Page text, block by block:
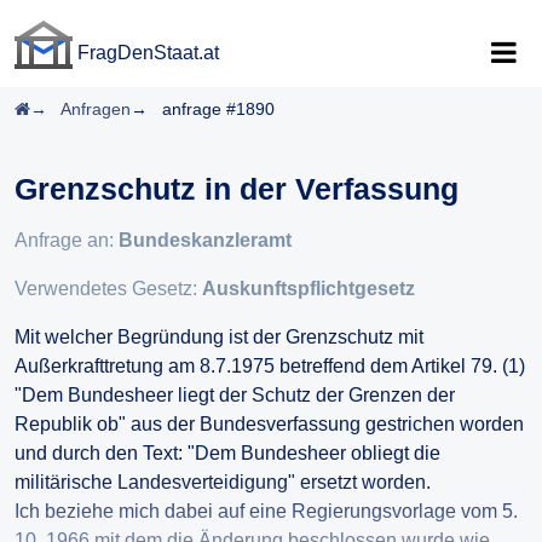
FragDenStaat.at
Startseite
Anfragen anfrage #1890
Grenzschutz in der Verfassung
Anfrage an: Bundeskanzleramt
Verwendetes Gesetz: Auskunftspflichtgesetz
Mit welcher Begründung ist der Grenzschutz mit
Außerkrafttretung am 8.7.1975 betreffend dem Artikel 79. (1)
"Dem Bundesheer liegt der Schutz der Grenzen der
Republik ob" aus der Bundesverfassung gestrichen worden
und durch den Text: "Dem Bundesheer obliegt die
militärische Landesverteidigung" ersetzt worden.
Ich beziehe mich dabei auf eine Regierungsvorlage vom 5.